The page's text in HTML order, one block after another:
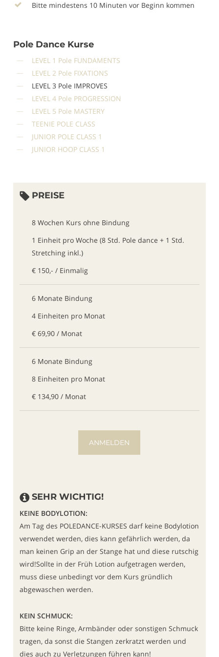
Bitte mindestens 10 Minuten vor Beginn kommen
Pole Dance Kurse
LEVEL 1 Pole FUNDAMENTS
LEVEL 2 Pole FIXATIONS
LEVEL 3 Pole IMPROVES
LEVEL 4 Pole PROGRESSION
LEVEL 5 Pole MASTERY
TEENIE POLE CLASS
JUNIOR POLE CLASS 1
JUNIOR HOOP CLASS 1
PREISE
8 Wochen Kurs ohne Bindung
1 Einheit pro Woche (8 Std. Pole dance + 1 Std.
Stretching inkl.)
€ 150,- / Einmalig
6 Monate Bindung
4 Einheiten pro Monat
€ 69,90 / Monat
6 Monate Bindung
8 Einheiten pro Monat
€ 134,90 / Monat
ANMELDEN
SEHR WICHTIG!
KEINE BODYLOTION:
Am Tag des POLEDANCE-KURSES darf keine Bodylotion
verwendet werden, dies kann gefährlich werden, da
man keinen Grip an der Stange hat und diese rutschig
wird!Sollte in der Früh Lotion aufgetragen werden,
muss diese unbedingt vor dem Kurs gründlich
abgewaschen werden.
KEIN SCHMUCK:
Bitte keine Ringe, Armbänder oder sonstigen Schmuck
tragen, da sonst die Stangen zerkratzt werden und
dies auch zu Verletzungen führen kann!